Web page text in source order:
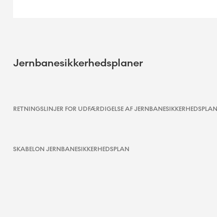
Jernbanesikkerhedsplaner
RETNINGSLINJER FOR UDFÆRDIGELSE AF
SKABELON JERNBANESIKKERHEDSPLAN